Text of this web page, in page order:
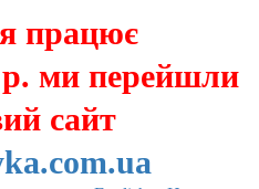
працює
р. ми перейшли
сайт